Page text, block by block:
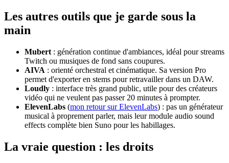
Les autres outils que je garde sous la
main
Mubert : génération continue d'ambiances, idéal pour streams
Twitch ou musiques de fond sans coupures.
AIVA : orienté orchestral et cinématique. Sa version Pro
permet d'exporter en stems pour retravailler dans un DAW.
Loudly : interface très grand public, utile pour des créateurs
vidéo qui ne veulent pas passer 20 minutes à prompter.
ElevenLabs (mon retour sur ElevenLabs) : pas un générateur
musical à proprement parler, mais leur module audio sound
effects complète bien Suno pour les habillages.
La vraie question : les droits